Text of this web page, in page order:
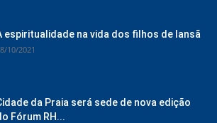
espiritualidade na vida dos filhos de Iansã
10/2021
da Praia será sede de nova edição
Fórum RH...